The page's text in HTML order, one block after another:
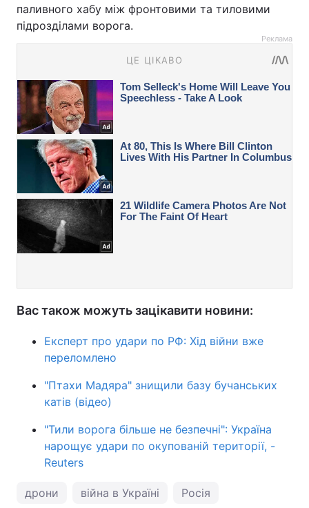
паливного хабу між фронтовими та тиловими
підрозділами ворога.
Реклама
Вас також можуть зацікавити новини:
Експерт про удари по РФ: Хід війни вже
переломлено
"Птахи Мадяра" знищили базу бучанських
катів (відео)
"Тили ворога більше не безпечні": Україна
нарощує удари по окупованій території, -
Reuters
дрони війна в Україні Росія